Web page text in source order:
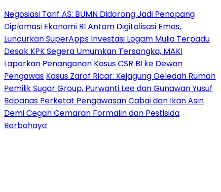
Negosiasi Tarif AS: BUMN Didorong Jadi Penopang
Diplomasi Ekonomi RIAntam Digitalisasi Emas,
Luncurkan SuperApps Investasi Logam Mulia Terpadu
Desak KPK Segera Umumkan Tersangka, MAKI
Laporkan Penanganan Kasus CSR BI ke Dewan
Pengawas Kasus Zarof Ricar: Kejagung Geledah Rumah
Pemilik Sugar Group, Purwanti Lee dan Gunawan Yusuf
Bapanas Perketat Pengawasan Cabai dan Ikan Asin
Demi Cegah Cemaran Formalin dan Pestisida
Berbahaya